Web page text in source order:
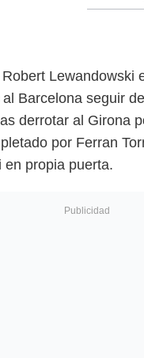
Lewandowski
Barcelona seguir
derrotar al Girona
por Ferran
en propia puerta.